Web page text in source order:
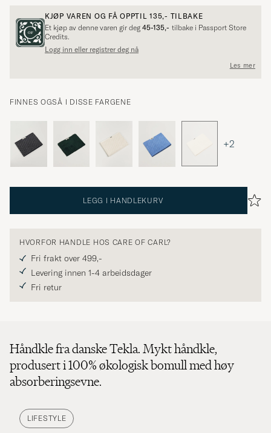
KJØP VAREN OG FÅ OPPTIL135,- TILBAKE
Et kjøp av denne varen gir deg 45-135,- tilbake i Passport Store
Credits.
Logg inn eller registrer deg nå
Les mer
FINNES OGSÅ I DISSE FARGENE
+2
LEGG I HANDLEKURV
HVORFOR HANDLE HOS CARE OF CARL?
Fri frakt over 499,-
Levering innen 1-4 arbeidsdager
Fri retur
Håndkle fra danske Tekla. Mykt håndkle,
produsert i 100% økologisk bomull med høy
absorberingsevne.
LIFESTYLE